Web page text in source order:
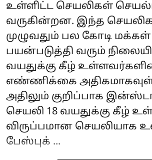
உள்ளிட்ட செயலிகள்
வருகின்றன. இந்த
முழுவதும் பல கோடி மக்கள்
பயன்படுத்தி வரும்
வயதுக்கு கீழ்
எண்ணிக்கை
அதிலும் குறிப்பாக
செயலி 18 வயதுக்கு கீழ்
விருப்பமான செயலியாக
பேஸ்புக் ...